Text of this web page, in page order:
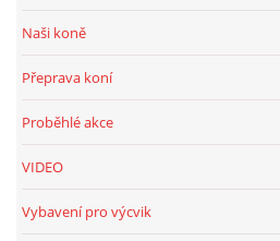
Naši koně
Přeprava koní
Proběhlé akce
VIDEO
Vybavení pro výcvik